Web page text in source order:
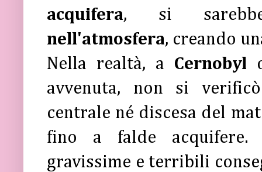
acquifera, si
nell'atmosfera, creando
Nella realtà, a Cernobyl
avvenuta, non si
centrale né discesa del
fino a falde acquifere.
gravissime e terribili